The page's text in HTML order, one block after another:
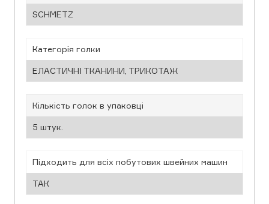
SCHMETZ
Категорія голки
ЕЛАСТИЧНІ ТКАНИНИ, ТРИКОТАЖ
Кількість голок в упаковці
5 штук.
Підходить для всіх побутових швейних машин
ТАК